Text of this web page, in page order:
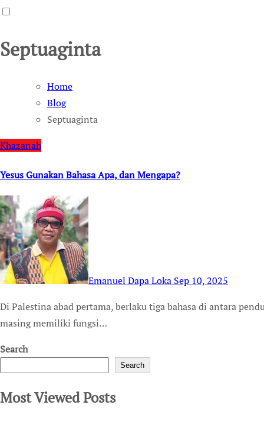
Septuaginta
Home
Blog
Septuaginta
Khazanah
Yesus Gunakan Bahasa Apa, dan Mengapa?
Emanuel Dapa Loka Sep 10, 2025
Di Palestina abad pertama, berlaku tiga bahasa di antara penduduknya, yakni Aram, Yunani, dan Ibrani. Masing-
masing memiliki fungsi…
Search
Search
Most Viewed Posts